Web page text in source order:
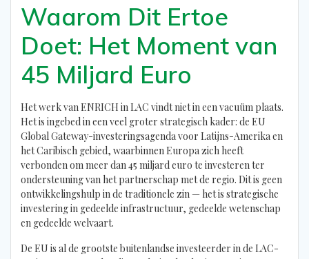
Waarom Dit Ertoe
Doet: Het Moment van
45 Miljard Euro
Het werk van ENRICH in LAC vindt niet in een vacuüm plaats.
Het is ingebed in een veel groter strategisch kader: de EU
Global Gateway-investeringsagenda voor Latijns-Amerika en
het Caribisch gebied, waarbinnen Europa zich heeft
verbonden om meer dan 45 miljard euro te investeren ter
ondersteuning van het partnerschap met de regio. Dit is geen
ontwikkelingshulp in de traditionele zin — het is strategische
investering in gedeelde infrastructuur, gedeelde wetenschap
en gedeelde welvaart.
De EU is al de grootste buitenlandse investeerder in de LAC-